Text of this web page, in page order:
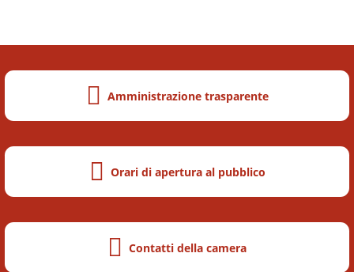
Altri ServiziAmministrazione trasparente
Orari di apertura al pubblico
Contatti della camera